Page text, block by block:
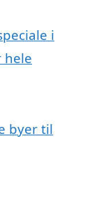
i
hele
byer til